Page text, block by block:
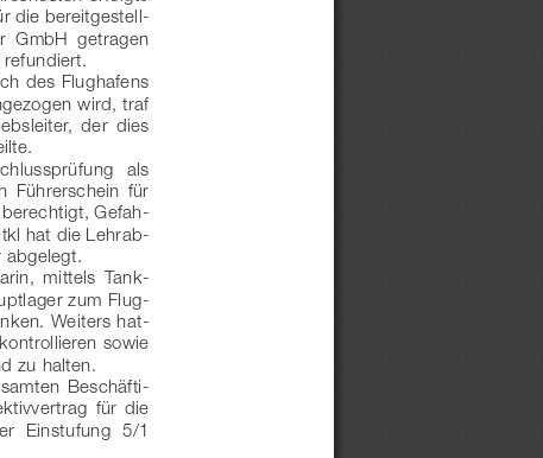
die bereitgestell-
GmbH  getragen
des Flughafens
wird, traf
der  dies
als
Führerschein  für
Gefah-
hat die Lehrab-
mittels  Tank-
zum Flug-
Weiters hat-
sowie
zu halten.
Beschäfti-
für  die
Einstufung  5/1